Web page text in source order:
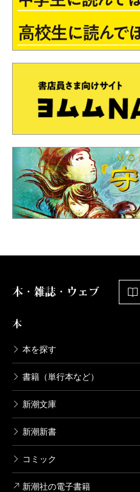
本・雑誌・ウェブ
本
本を探す
書籍（単行本など）
新潮文庫
新潮新書
コミック
新潮社の電子書籍